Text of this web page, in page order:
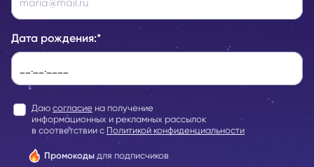
Дата рождения:*
Даю согласие на получение
информационных и рекламных рассылок
в соответствии с Политикой конфиденциальности
Промокоды для подписчиков